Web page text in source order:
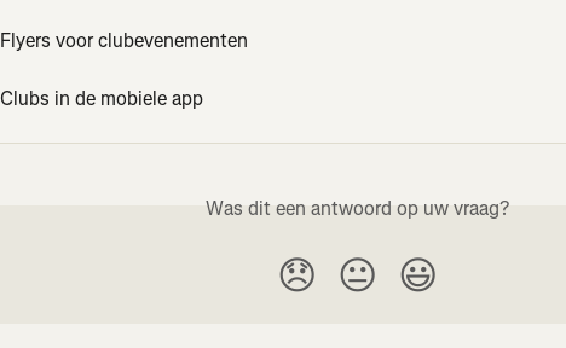
Flyers voor clubevenementen
Clubs in de mobiele app
Was dit een antwoord op uw vraag?
😞 😐 😃